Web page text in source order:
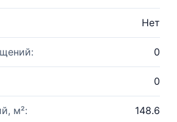
Нет
0
0
м²: 148.6